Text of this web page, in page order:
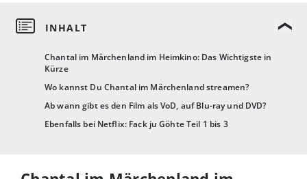
Chantal im Märchenland im Heimkino: Das Wichtigste in
Kürze
Wo kannst Du Chantal im Märchenland streamen?
Ab wann gibt es den Film als VoD, auf Blu-ray und DVD?
Ebenfalls bei Netflix: Fack ju Göhte Teil 1 bis 3